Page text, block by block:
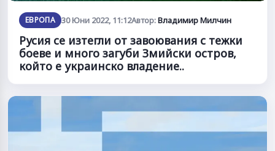
ЕВРОПА 30 Юни 2022, 11:12Автор:Владимир Милчин
Русия се изтегли от завоювания с тежки
боеве и много загуби Змийски остров,
който е украинско владение..